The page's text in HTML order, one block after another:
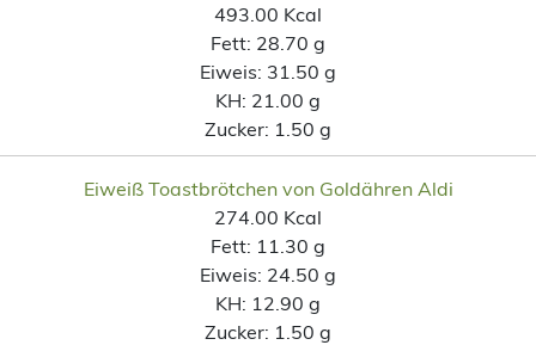
493.00 Kcal
Fett: 28.70 g
Eiweis: 31.50 g
KH: 21.00 g
Zucker: 1.50 g
Eiweiß Toastbrötchen von Goldähren Aldi
274.00 Kcal
Fett: 11.30 g
Eiweis: 24.50 g
KH: 12.90 g
Zucker: 1.50 g